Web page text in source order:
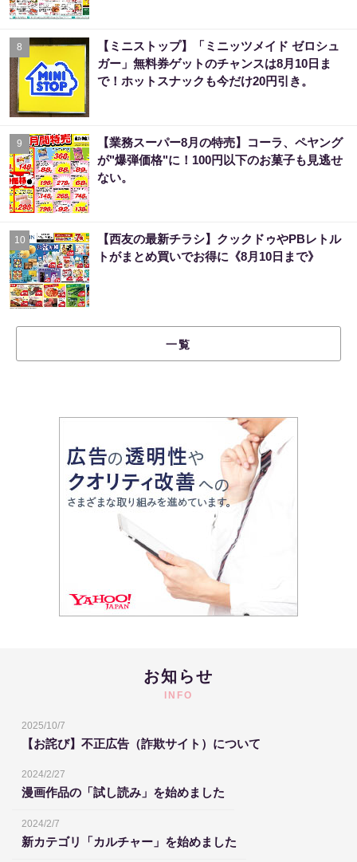
8
【ミニストップ】「ミニッツメイド ゼロシュ
ガー」無料券ゲットのチャンスは8月10日ま
で！ホットスナックも今だけ20円引き。
9
【業務スーパー8月の特売】コーラ、ペヤング
が"爆弾価格"に！100円以下のお菓子も見逃せ
ない。
10
【西友の最新チラシ】クックドゥやPBレトル
トがまとめ買いでお得に《8月10日まで》
一覧
お知らせ
INFO
2025/10/7
【お詫び】不正広告（詐欺サイト）について
2024/2/27
漫画作品の「試し読み」を始めました
2024/2/7
新カテゴリ「カルチャー」を始めました